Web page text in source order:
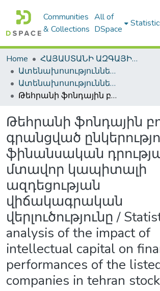
Communities
& Collections
All of
DSpace
Home
ՀԱՅԱՍՏԱՆԻ ԱԶԳԱՅԻՆ ԳՐԱԴԱՐԱՆԻ ԹՎԱՅԻՆ ՊԱՀՈՑ / DIGITAL REPOSITORY OF NLA
Ատենախոսություններ և սեղմագրեր / Theses & Abstracts
Ատենախոսություններ և սեղմագրեր / Theses & Abstracts
Թեհրանի ֆոնդային բորսայում գրանցված ընկերությունների ֆինանսական դրության վրա մտավոր կապիտալի ազդեցության վիճակագրական վերլուծությունը / Statistical analysis of the impact of intellectual capital on financial performances of the listed companies in tehran stock exchange
Թեհրանի ֆոնդային
գրանցված
ֆինանսական
մտավոր կապիտալի
ազդեցության
վիճակագրական
վերլուծությունը /
analysis of the impact of
intellectual capital on
performances of the
companies in tehran